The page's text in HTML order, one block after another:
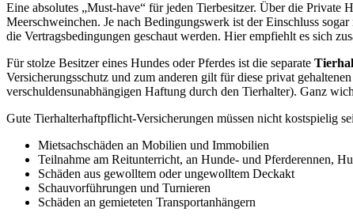
Eine absolutes „Must-have“ für jeden Tierbesitzer. Über die
Meerschweinchen. Je nach Bedingungswerk ist der Einschluss
die Vertragsbedingungen geschaut werden. Hier empfiehlt es sich
Für stolze Besitzer eines Hundes oder Pferdes ist die separate
Versicherungsschutz und zum anderen gilt für diese privat
verschuldensunabhängigen Haftung durch den Tierhalter). Ganz
Gute Tierhalterhaftpflicht-Versicherungen müssen nicht kostspielig
Mietsachschäden an Mobilien und Immobilien
Teilnahme am Reitunterricht, an Hunde- und Pferderennen,
Schäden aus gewolltem oder ungewolltem Deckakt
Schauvorführungen und Turnieren
Schäden an gemieteten Transportanhängern